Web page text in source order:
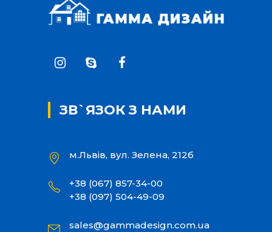
ЗВ`ЯЗОК З НАМИ
м.Львів, вул. Зелена, 212б
+38 (067) 857-34-00
+38 (097) 504-49-09
sales@gammadesign.com.ua